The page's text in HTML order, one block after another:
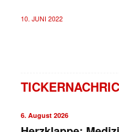
10. JUNI 2022
6. August 2026